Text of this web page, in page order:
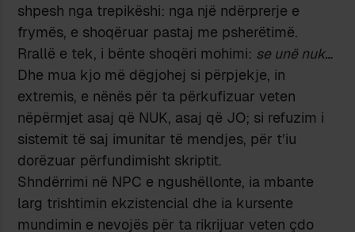
shpesh nga trepikëshi: nga një ndërprerje e
frymës, e shoqëruar pastaj me psherëtimë.
Rrallë e tek, i bënte shoqëri mohimi: se unë nuk…
Dhe mua kjo më dëgjohej si përpjekje, in
extremis, e nënës për ta përkufizuar veten
nëpërmjet asaj që NUK, asaj që JO; si refuzim i
sistemit të saj imunitar të mendjes, për t’iu
dorëzuar përfundimisht skriptit.
Shndërrimi në NPC e ngushëllonte, ia mbante
larg trishtimin ekzistencial dhe ia kursente
mundimin e nevojës për ta rikrijuar veten çdo